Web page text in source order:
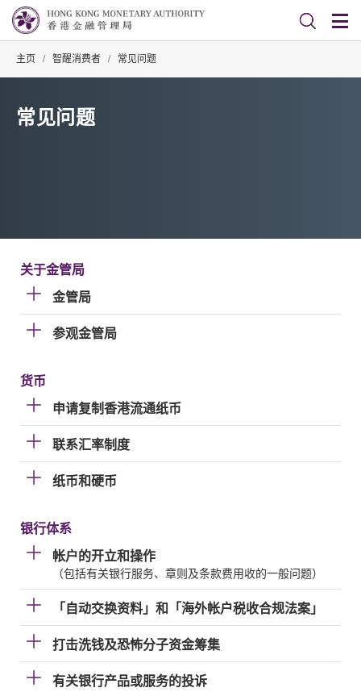
主页 / 智醒消费者 / 常见问题
常见问题
关于金管局
金管局
参观金管局
货币
申请复制香港流通纸币
联系汇率制度
纸币和硬币
银行体系
帐户的开立和操作
（包括有关银行服务、章则及条款费用收的一般问题）
「自动交换资料」和「海外帐户税收合规法案」
打击洗钱及恐怖分子资金筹集
有关银行产品或服务的投诉